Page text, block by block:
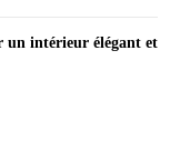
un intérieur élégant et